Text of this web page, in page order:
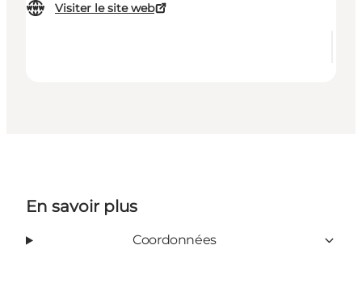
Visiter le site web
En savoir plus
Coordonnées